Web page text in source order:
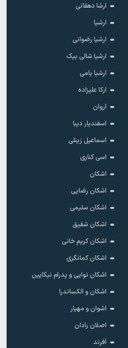
ارشا دهقانی
ارشیا
ارشیا رضوانی
ارشیا شالی بیک
ارشیا یامی
ارکا علیزاده
اروان
اسفندیار دیبا
اسماعیل زینلی
اسی کناری
اشکان
اشکان رضایی
اشکان سلیمی
اشکان شفیق
اشکان کریم خانی
اشکان کمانگری
اشکان نوایی و پدرام نیکایین
اشکان و الکساندرا
اشوان و مهیار
اصلان رادان
اَفرند